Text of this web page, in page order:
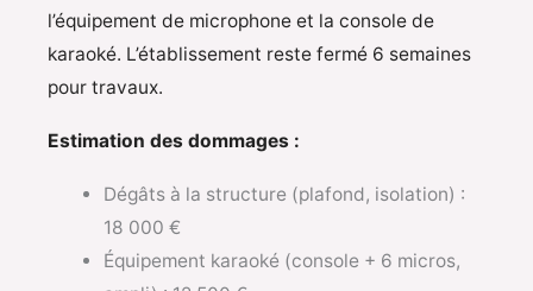
l’équipement de microphone et la console de
karaoké. L’établissement reste fermé 6 semaines
pour travaux.
Estimation des dommages :
Dégâts à la structure (plafond, isolation) :
18 000 €
Équipement karaoké (console + 6 micros,